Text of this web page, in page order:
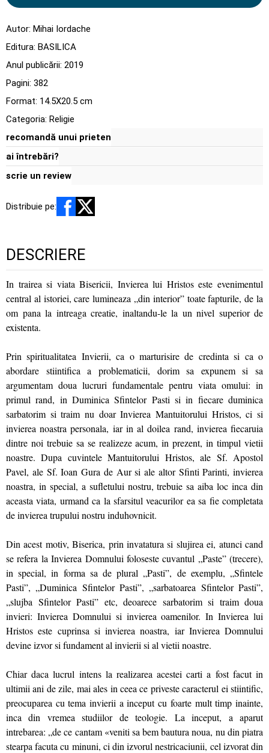
Autor: Mihai Iordache
Editura: BASILICA
Anul publicării: 2019
Pagini: 382
Format: 14.5X20.5 cm
Categoria: Religie
recomandă unui prieten
ai întrebări?
scrie un review
Distribuie pe:
DESCRIERE
In trairea si viata Bisericii, Invierea lui Hristos este evenimentul
central al istoriei, care lumineaza „din interior” toate fapturile, de la
om pana la intreaga creatie, inaltandu-le la un nivel superior de
existenta.
Prin spiritualitatea Invierii, ca o marturisire de credinta si ca o
abordare stiintifica a problematicii, dorim sa expunem si sa
argumentam doua lucruri fundamentale pentru viata omului: in
primul rand, in Duminica Sfintelor Pasti si in fiecare duminica
sarbatorim si traim nu doar Invierea Mantuitorului Hristos, ci si
invierea noastra personala, iar in al doilea rand, invierea fiecaruia
dintre noi trebuie sa se realizeze acum, in prezent, in timpul vietii
noastre. Dupa cuvintele Mantuitorului Hristos, ale Sf. Apostol
Pavel, ale Sf. Ioan Gura de Aur si ale altor Sfinti Parinti, invierea
noastra, in special, a sufletului nostru, trebuie sa aiba loc inca din
aceasta viata, urmand ca la sfarsitul veacurilor ea sa fie completata
de invierea trupului nostru induhovnicit.
Din acest motiv, Biserica, prin invatatura si slujirea ei, atunci cand
se refera la Invierea Domnului foloseste cuvantul „Paste” (trecere),
in special, in forma sa de plural „Pasti”, de exemplu, „Sfintele
Pasti”, „Duminica Sfintelor Pasti”, „sarbatoarea Sfintelor Pasti”,
„slujba Sfintelor Pasti” etc, deoarece sarbatorim si traim doua
invieri: Invierea Domnului si invierea oamenilor. In Invierea lui
Hristos este cuprinsa si invierea noastra, iar Invierea Domnului
devine izvor si fundament al invierii si al vietii noastre.
Chiar daca lucrul intens la realizarea acestei carti a fost facut in
ultimii ani de zile, mai ales in ceea ce priveste caracterul ei stiintific,
preocuparea cu tema invierii a inceput cu foarte mult timp inainte,
inca din vremea studiilor de teologie. La inceput, a aparut
intrebarea: „de ce cantam «veniti sa bem bautura noua, nu din piatra
stearpa facuta cu minuni, ci din izvorul nestricaciunii, cel izvorat din